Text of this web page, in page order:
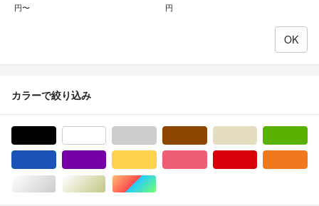
円〜 円
カラーで絞り込み
シルバー/銀色系ゴールド/金色系マルチカラー